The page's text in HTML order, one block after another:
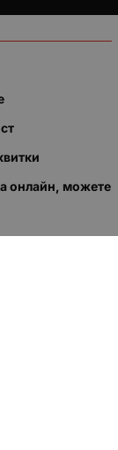
онлайн, можете